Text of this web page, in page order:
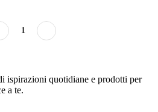
1
ispirazioni quotidiane e prodotti per
a te.